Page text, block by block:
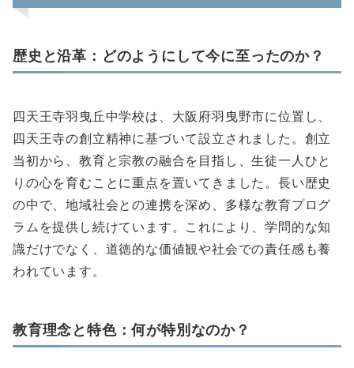
歴史と沿革：どのようにして今に至ったのか？
四天王寺羽曳丘中学校は、大阪府羽曳野市に位置し、
四天王寺の創立精神に基づいて設立されました。創立
当初から、教育と宗教の融合を目指し、生徒一人ひと
りの心を育むことに重点を置いてきました。長い歴史
の中で、地域社会との連携を深め、多様な教育プログ
ラムを提供し続けています。これにより、学問的な知
識だけでなく、道徳的な価値観や社会での責任感も養
われています。
教育理念と特色：何が特別なのか？